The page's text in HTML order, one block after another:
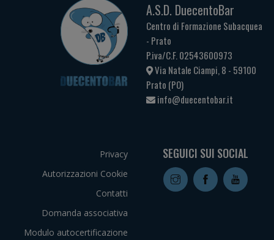
A.S.D. DuecentoBar
Centro di Formazione Subacquea
- Prato
P.iva/C.F. 02543600973
Via Natale Ciampi, 8 - 59100
Prato (PO)
info@duecentobar.it
Privacy
Autorizzazioni Cookie
Contatti
Domanda associativa
Modulo autocertificazione
SEGUICI SUI SOCIAL